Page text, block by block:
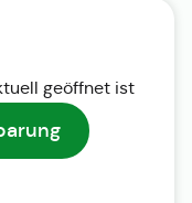
geöffnet ist